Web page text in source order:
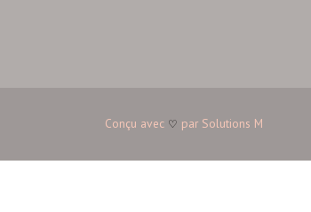
Conçu avec ♡ par Solutions M